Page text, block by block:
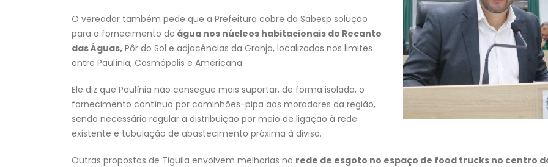
O vereador também pede que a Prefeitura cobre da Sabesp solução
para o fornecimento de água nos núcleos habitacionais do Recanto
das Águas, Pôr do Sol e adjacências da Granja, localizados nos limites
entre Paulínia, Cosmópolis e Americana.
Ele diz que Paulínia não consegue mais suportar, de forma isolada, o
fornecimento contínuo por caminhões-pipa aos moradores da região,
sendo necessário regular a distribuição por meio de ligação à rede
existente e tubulação de abastecimento próxima à divisa.
Outras propostas de Tiguila envolvem melhorias na rede de esgoto no espaço de food trucks no centro